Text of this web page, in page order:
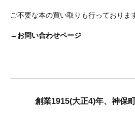
ご不要な本の買い取りも行っておりま
→お問い合わせページ
創業1915(大正4)年、神保